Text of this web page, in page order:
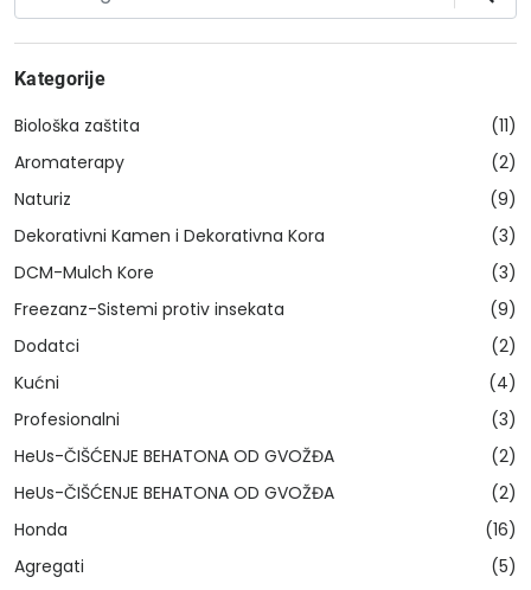
Kategorije
Biološka zaštita
(11)
Aromaterapy
(2)
Naturiz
(9)
Dekorativni Kamen i Dekorativna Kora
(3)
DCM-Mulch Kore
(3)
Freezanz-Sistemi protiv insekata
(9)
Dodatci
(2)
Kućni
(4)
Profesionalni
(3)
HeUs-ČIŠĆENJE BEHATONA OD GVOŽĐA
(2)
HeUs-ČIŠĆENJE BEHATONA OD GVOŽĐA
(2)
Honda
(16)
Agregati
(5)